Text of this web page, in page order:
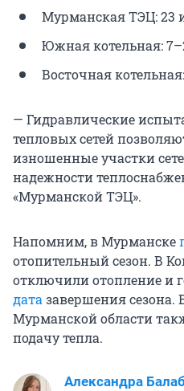
Мурманская ТЭЦ: 23
Южная котельная:
Восточная
— Гидравлические
тепловых сетей
изношенные участки
надежности
«Мурманской ТЭЦ».
Напомним, в Мурманске
отопительный сезон. В
отключили отопление и
датазавершения сезона.
Мурманской области
подачу тепла.
Александра